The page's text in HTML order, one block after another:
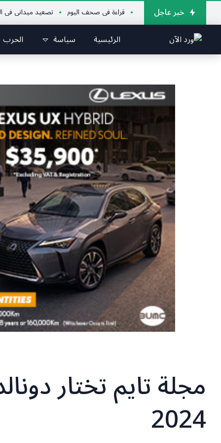
خبر عاجل قراءة في صحف اليوم تصعيد ميداني في الجنوب
الرئيسية سياسة الحرب
مجلة تايم تختار
2024